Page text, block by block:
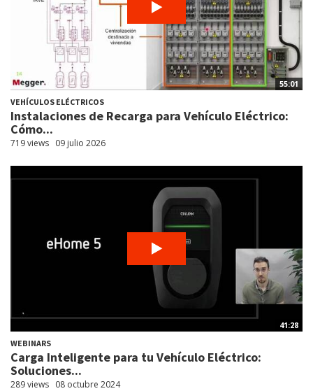
55:01
VEHÍCULOS ELÉCTRICOS
Instalaciones de Recarga para Vehículo Eléctrico:
Cómo...
719 views 09 julio 2026
41:28
WEBINARS
Carga Inteligente para tu Vehículo Eléctrico:
Soluciones...
289 views 08 octubre 2024